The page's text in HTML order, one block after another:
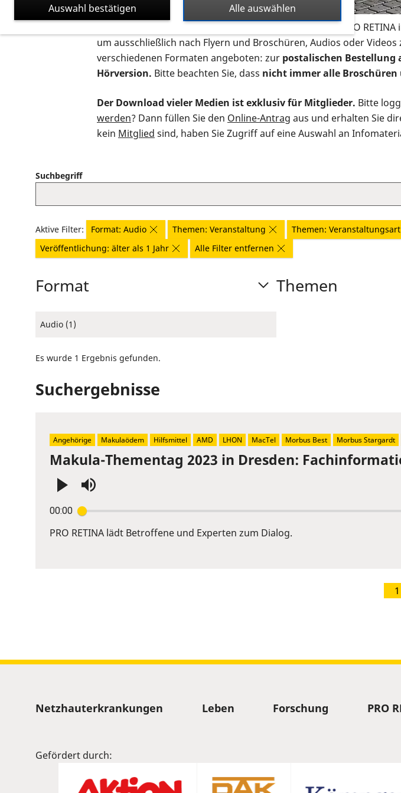
Auf dieser Seite finden Sie sämtliches Infomaterial der PRO
um ausschließlich nach Flyern und Broschüren, Audios oder
verschiedenen Formaten angeboten: zur postalischen Bestellung
Hörversion. Bitte beachten Sie, dass nicht immer alle
Der Download vieler Medien ist exklusiv für Mitglieder. Bitte
werden? Dann füllen Sie den Online-Antrag aus und erhalten Sie
kein Mitglied sind, haben Sie Zugriff auf eine Auswahl an
Suchbegriff
Aktive Filter: Format: Audio Themen: Veranstaltung Themen: Veranstaltungsart
Veröffentlichung: älter als 1 Jahr
Alle Filter entfernen
Format
Audio (1)
Themen
Es wurde 1 Ergebnis gefunden.
Suchergebnisse
Makula-Thementag 2023 in Dresden:
00:00
Enter
or
PRO RETINA lädt Betroffene und Experten zum Dialog.
Angehörige Makulaödem Hilfsmittel AMD LHON MacTel Morbus Best Morbus Stargardt
1
Sitemap
Netzhauterkrankungen Leben Forschung PRO
Gefördert durch:
Alle auswählen
Auswahl bestätigen